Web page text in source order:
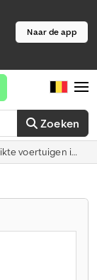
Naar de app
Zoeken
voertuigen in